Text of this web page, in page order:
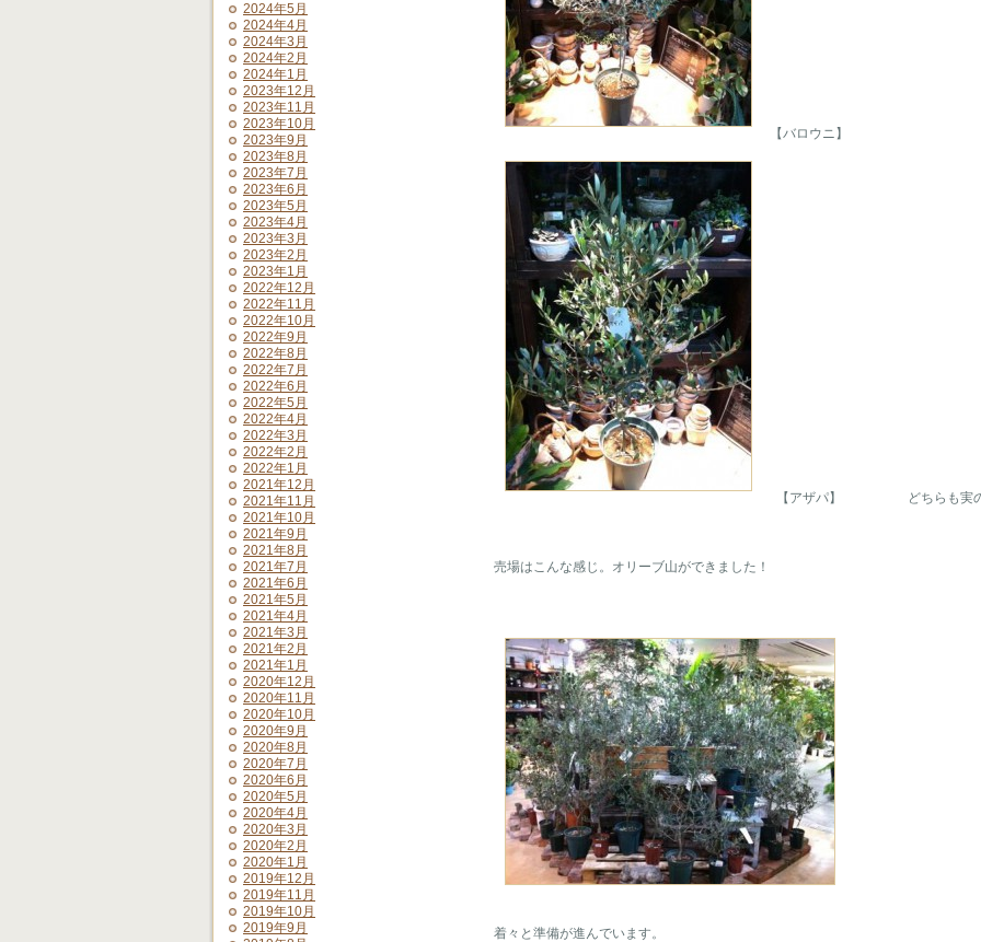
2024年5月
2024年4月
2024年3月
2024年2月
2024年1月
2023年12月
2023年11月
2023年10月
2023年9月
2023年8月
2023年7月
2023年6月
2023年5月
2023年4月
2023年3月
2023年2月
2023年1月
2022年12月
2022年11月
2022年10月
2022年9月
2022年8月
2022年7月
2022年6月
2022年5月
2022年4月
2022年3月
2022年2月
2022年1月
2021年12月
2021年11月
2021年10月
2021年9月
2021年8月
2021年7月
2021年6月
2021年5月
2021年4月
2021年3月
2021年2月
2021年1月
2020年12月
2020年11月
2020年10月
2020年9月
2020年8月
2020年7月
2020年6月
2020年5月
2020年4月
2020年3月
2020年2月
2020年1月
2019年12月
2019年11月
2019年10月
2019年9月
【バロウニ】
【アザパ】 どちらも実の大
売場はこんな感じ。オリーブ山ができました！
着々と準備が進んでいます。